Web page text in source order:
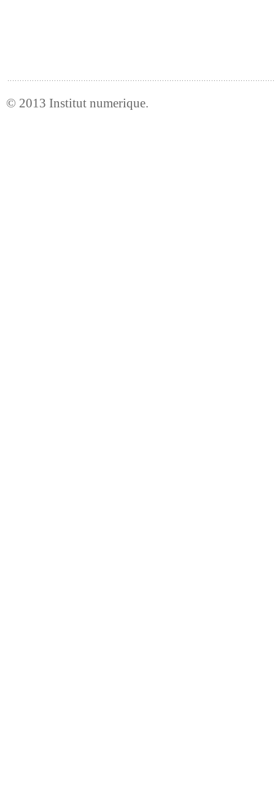
© 2013 Institut numerique.